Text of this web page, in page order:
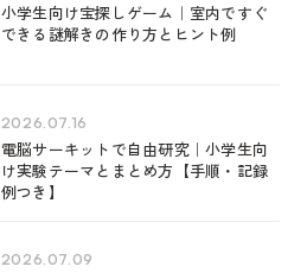
小学生向け宝探しゲーム｜室内ですぐ
できる謎解きの作り方とヒント例
2026.07.16
電脳サーキットで自由研究｜小学生向
け実験テーマとまとめ方【手順・記録
例つき】
2026.07.09